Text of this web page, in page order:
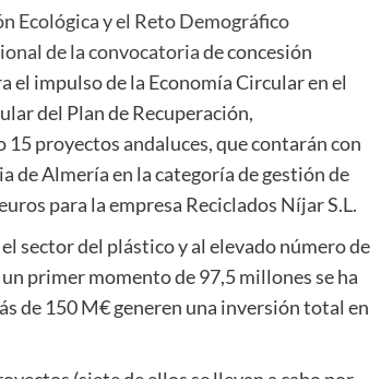
Ecológica y el Reto Demográfico
de la convocatoriade concesión
el impulso de la Economía Circular en el
del Plan de Recuperación,
15 proyectos andaluces, que contarán con
de Almería en la categoría de gestión de
para la empresa Reciclados Níjar S.L.
sector del plástico y al elevado número de
primer momento de 97,5 millones se ha
de 150 M€ generen una inversión total en